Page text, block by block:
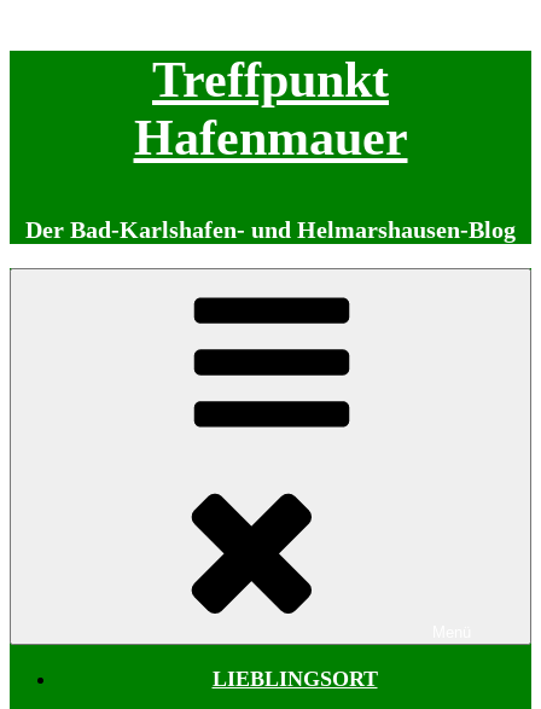
Treffpunkt
Hafenmauer
Der Bad-Karlshafen- und Helmarshausen-Blog
LIEBLINGSORT